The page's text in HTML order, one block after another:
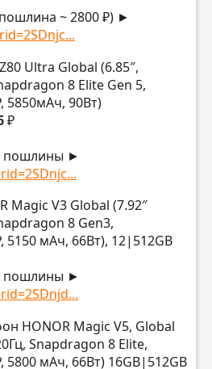
~ 2800 ₽) ►
Ultra Global (6.85″,
8 Elite Gen 5,
5850мАч, 90Вт)
₽
пошлины ►
Magic V3 Global (7.92″
8 Gen3,
5150 мАч, 66Вт), 12|512GB
пошлины ►
HONOR Magic V5, Global
Snapdragon 8 Elite,
5800 мАч, 66Вт) 16GB|512GB